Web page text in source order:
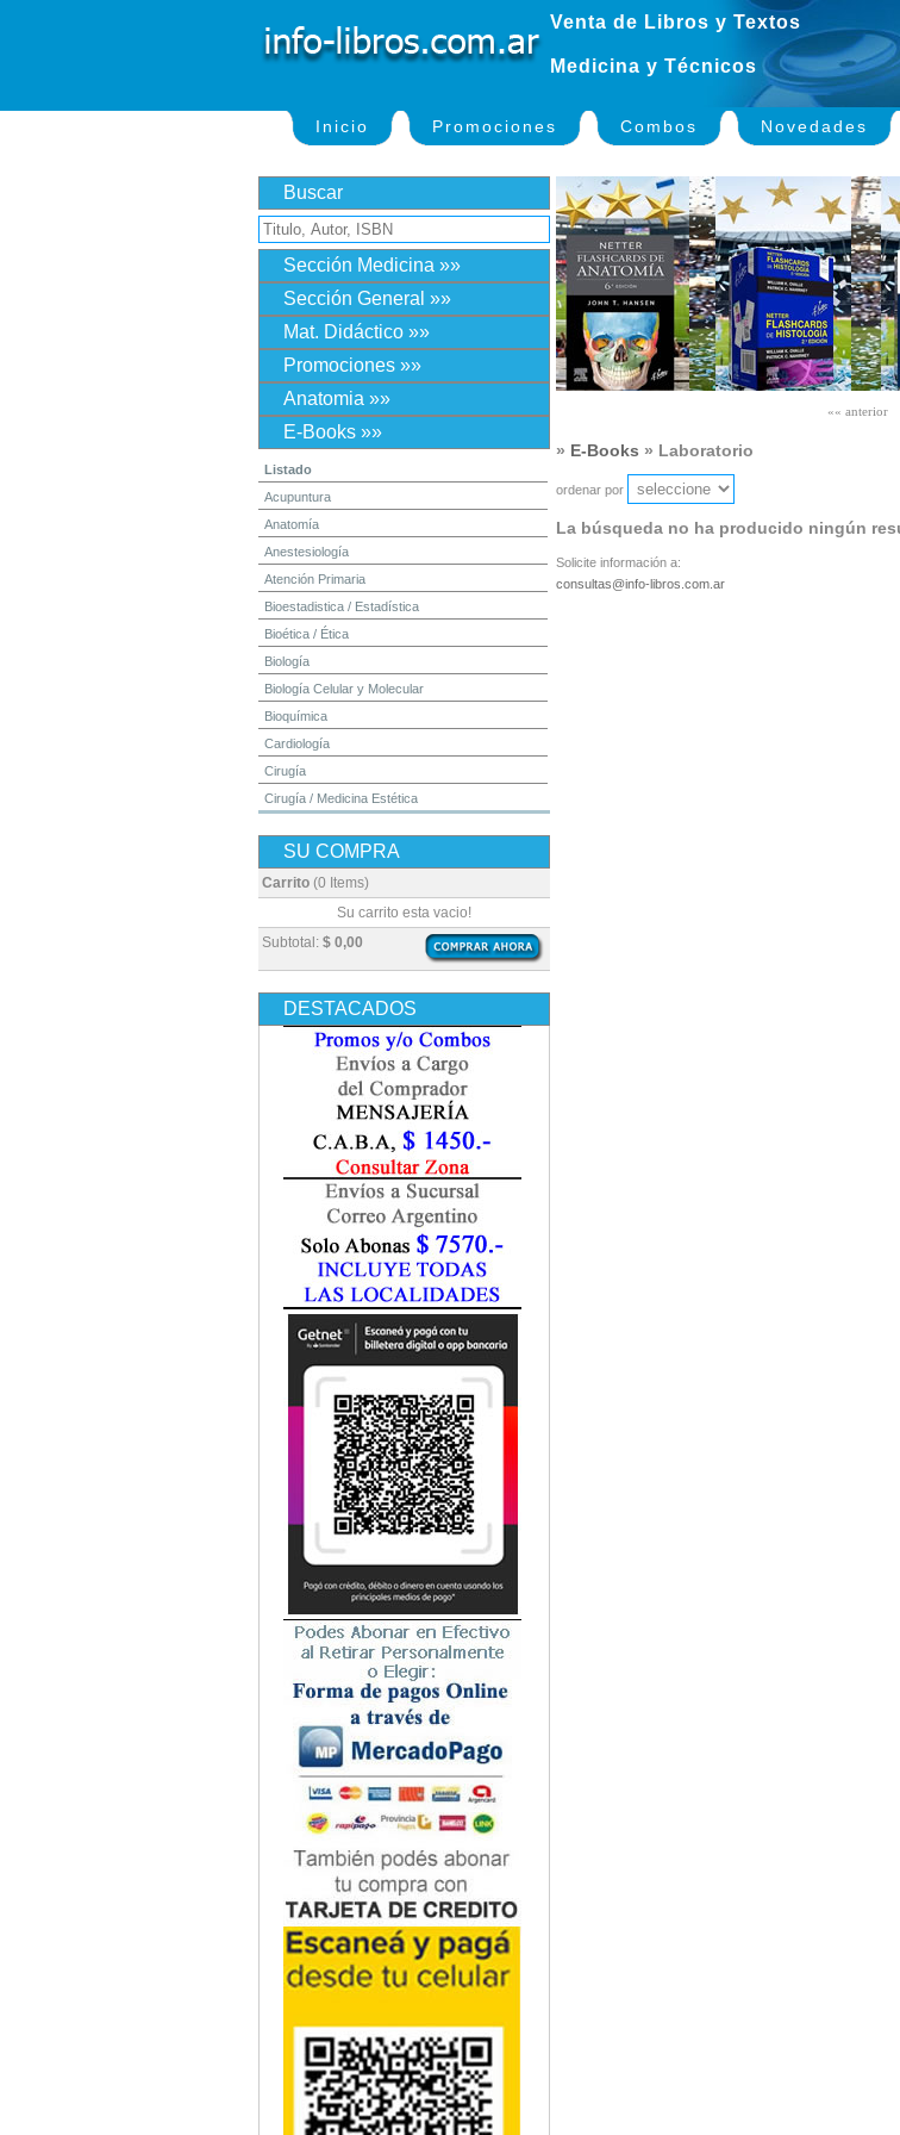
Venta de Libros y Textos
Medicina y Técnicos
Inicio Promociones Combos Novedades
Buscar
Sección Medicina »»
Sección General »»
Mat. Didáctico »»
Promociones »»
Anatomia »»
E-Books »»
Listado
Acupuntura
Anatomía
Anestesiología
Atención Primaria
Bioestadistica / Estadística
Bioética / Ética
Biología
Biología Celular y Molecular
Bioquímica
Cardiología
Cirugía
Cirugía / Medicina Estética
Dermatología
Diagnóstico por Imagen / Radiología
Embriología
Enfermería
Epidemiología
Farmacia / Farmacología
Fisiatría / Kinesiología
Fisiología / Fisiopatología
Fonoaudiología
Gastroenterología
Geriatría
Ginecología / Obstetricia
Hematología
Histología
Homeopatía
Infectología
Inmunología
Instrumentación Quirurgica
Medicina del Deporte / Rehabilitación
Medicina Emergencias / Urgencias
Medicina Forense / Legal
Medicina General
Medicina Interna
Microbiología
Nefrología
Neonatología / Pediatría
Neumología
Neuroanatomía / Neurociencia
Neurocirugía
Neurología
Nutrición
Odontología
Oftalmología
Oncología / Cuidados Paliativos
Ortopedía / Traumatología
Osteopatía
Otorrinolaringología
Podología
Psicología
Psiquiatría
Química
SU COMPRA
Carrito (0 Items)
Subtotal: $ 0,00
Su carrito esta vacio!
DESTACADOS
» E-Books » Laboratorio
ordenar por
La búsqueda no ha producido ningún
Solicite información a:
consultas@info-libros.com.ar